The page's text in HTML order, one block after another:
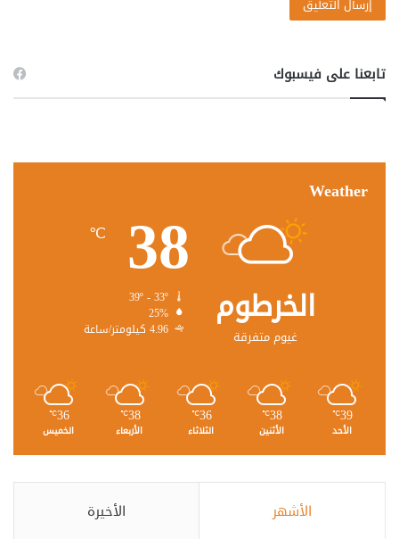
تابعنا على فيسبوك
Weather
الخرطوم
غيوم متفرقة
38
℃
25%
4.96 كيلومتر/ساعة
39
℃
الأحد
38
℃
الأثنين
36
℃
الثلاثاء
38
℃
الأربعاء
36
℃
الخميس
الأشهر الأخيرة